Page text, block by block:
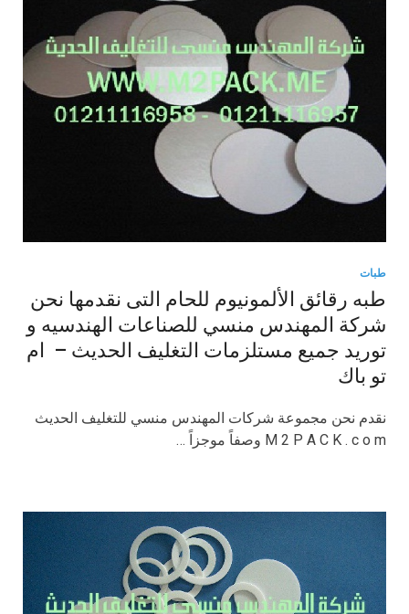
طبات
طبه رقائق الألمونيوم للحام التى نقدمها نحن
شركة المهندس منسي للصناعات الهندسيه و
توريد جميع مستلزمات التغليف الحديث – ام
تو باك
نقدم نحن مجموعة شركات المهندس منسي للتغليف الحديث
M 2 P A C K . c o m وصفاً موجزاً …